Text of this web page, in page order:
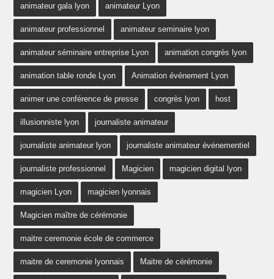
animateur gala lyon animateur Lyon
animateur professionnel animateur seminaire lyon
animateur séminaire entreprise Lyon animation congrès lyon
animation table ronde Lyon Animation événement Lyon
animer une conférence de presse congrès lyon host
illusionniste lyon journaliste animateur
journaliste animateur lyon journaliste animateur événementiel
journaliste professionnel Magicien magicien digital lyon
magicien Lyon magicien lyonnais
Magicien maître de cérémonie
maitre ceremonie école de commerce
maitre de ceremonie lyonnais Maitre de cérémonie